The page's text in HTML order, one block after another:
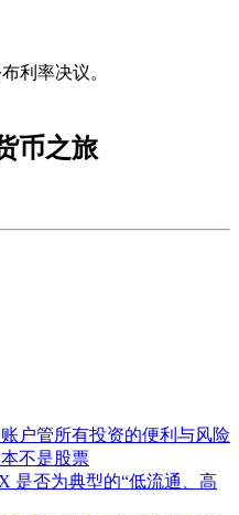
利率决议。
币之旅
户管所有投资的便利与风险
不是股票
是否为典型的“低流通、高